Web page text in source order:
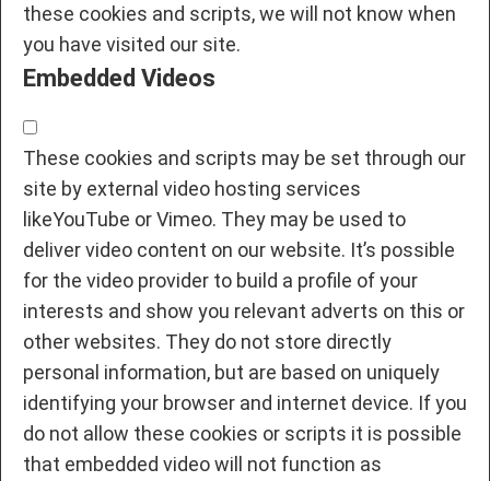
these cookies and scripts, we will not know when
you have visited our site.
Embedded Videos
These cookies and scripts may be set through our
site by external video hosting services
likeYouTube or Vimeo. They may be used to
deliver video content on our website. It’s possible
for the video provider to build a profile of your
interests and show you relevant adverts on this or
other websites. They do not store directly
personal information, but are based on uniquely
identifying your browser and internet device. If you
do not allow these cookies or scripts it is possible
that embedded video will not function as